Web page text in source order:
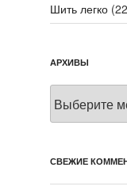
Шить легко
АРХИВЫ
СВЕЖИЕ